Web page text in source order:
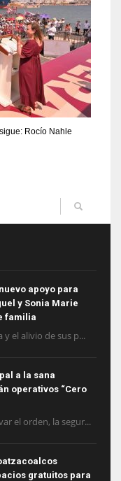
Rocío Nahle
apoyo para
y Sonia Marie
familia
y el alivio de sus p...
a la sana
operativos “Cero
el orden, la segur...
gratuitos para